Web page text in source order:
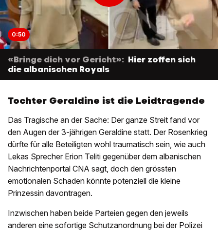
0:50
«Bringe dich vor Gericht»: Hier zoffen sich
die albanischen Royals
Tochter Geraldine ist die Leidtragende
Das Tragische an der Sache: Der ganze Streit fand vor
den Augen der 3-jährigen Geraldine statt. Der Rosenkrieg
dürfte für alle Beteiligten wohl traumatisch sein, wie auch
Lekas Sprecher Erion Teliti gegenüber dem albanischen
Nachrichtenportal CNA sagt, doch den grössten
emotionalen Schaden könnte potenziell die kleine
Prinzessin davontragen.
Inzwischen haben beide Parteien gegen den jeweils
anderen eine sofortige Schutzanordnung bei der Polizei